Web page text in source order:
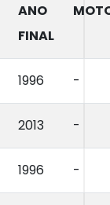
ANO
FINAL
1996 -
2013 -
1996 -